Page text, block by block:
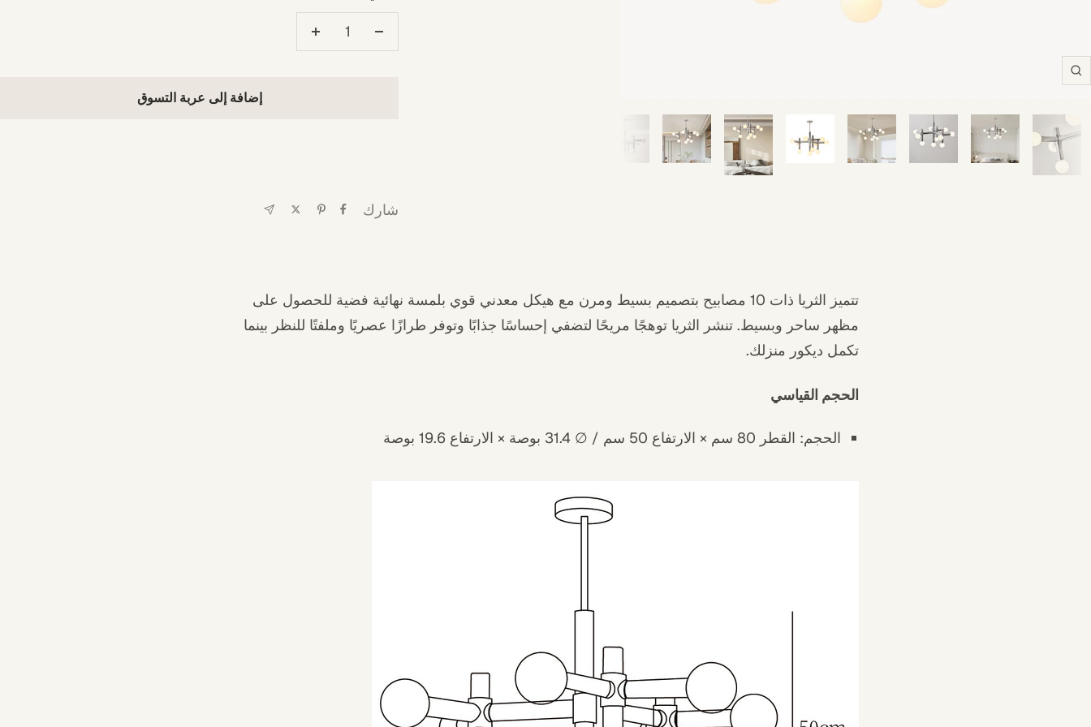
Zoom
تقليل
إضافة إلى عربة التسوق
شارك
تتميز الثريا ذات 10 مصابيح بتصميم بسيط ومرن مع هيكل معدني قوي بلمسة نهائية فضية للحصول على
مظهر ساحر وبسيط. تنشر الثريا توهجًا مريحًا لتضفي إحساسًا جذابًا وتوفر طرازًا عصريًا وملفتًا للنظر بينما
تكمل ديكور منزلك.
الحجم القياسي
الحجم: القطر 80 سم × الارتفاع 50 سم / ∅ 31.4 بوصة × الارتفاع 19.6 بوصة